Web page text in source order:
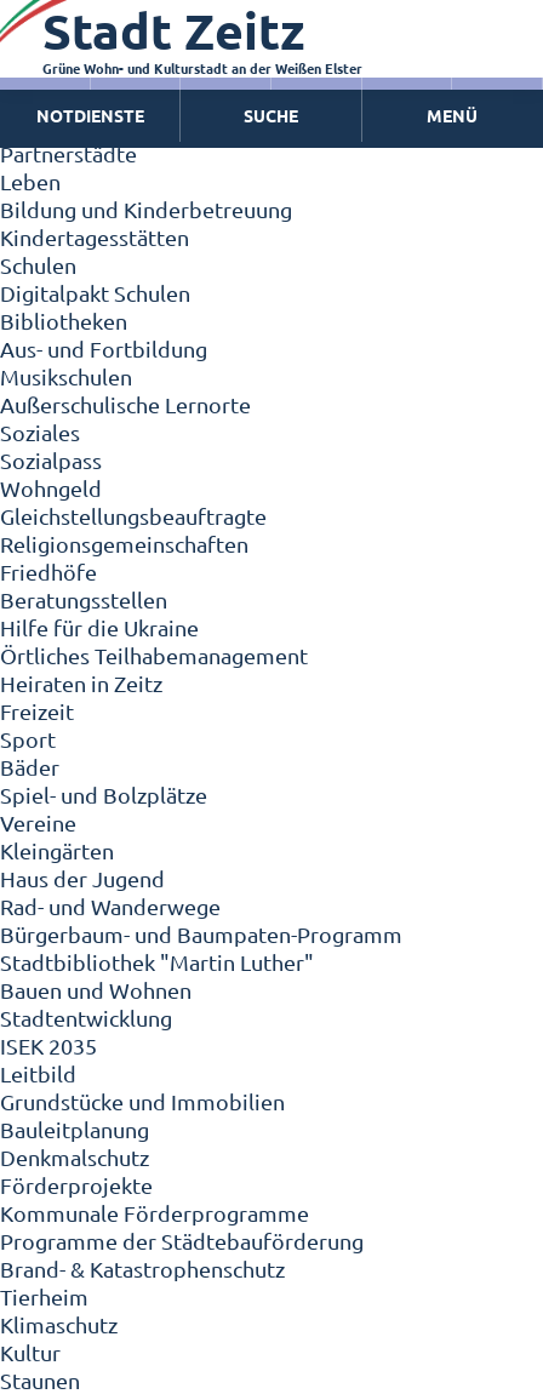
Zeitz - Die Kleinstadt
Willkommen in Zeitz!
Interview mit Oberbürgermeister Christian Thieme
Zeitz - Stadt der Zukunft
Ortschaften
Partnerstädte
Leben
Bildung und Kinderbetreuung
Kindertagesstätten
Schulen
Digitalpakt Schulen
Bibliotheken
Aus- und Fortbildung
Musikschulen
Außerschulische Lernorte
Soziales
Sozialpass
Wohngeld
Gleichstellungsbeauftragte
Religionsgemeinschaften
Friedhöfe
Beratungsstellen
Hilfe für die Ukraine
Örtliches Teilhabemanagement
Heiraten in Zeitz
Freizeit
Sport
Bäder
Spiel- und Bolzplätze
Vereine
Kleingärten
Haus der Jugend
Rad- und Wanderwege
Bürgerbaum- und Baumpaten-Programm
Stadtbibliothek "Martin Luther"
Bauen und Wohnen
Stadtentwicklung
ISEK 2035
Leitbild
Grundstücke und Immobilien
Bauleitplanung
Denkmalschutz
Förderprojekte
Kommunale Förderprogramme
Programme der Städtebauförderung
Brand- & Katastrophenschutz
Tierheim
Klimaschutz
Kultur
Staunen
Stadt Zeitz
Grüne Wohn- und Kulturstadt an der Weißen Elster
NOTDIENSTE SUCHE MENÜ